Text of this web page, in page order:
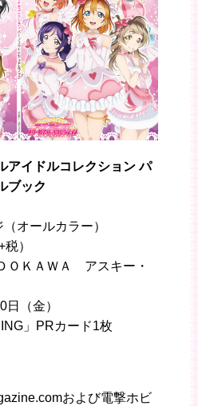
アイドルコレクション パ
ブック
オールカラー）
）
ＯＫＡＷＡ アスキー・
（金）
」PRカード1枚
および電撃ホビ